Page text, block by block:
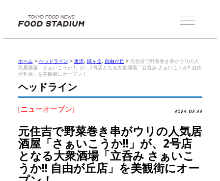
MENU
ホーム > ヘッドライン > 奥沢, 緑ヶ丘, 自由が丘 > 元住吉で野菜巻き串がウリの人
気居酒屋「さぁいこうか!!」が、2号店となる大衆酒場「立呑み さぁいこうか!! 自由
が丘店」を美観街にオープン！
ヘッドライン
[ニューオープン] 2024.02.22
元住吉で野菜巻き串がウリの人気居
酒屋「さぁいこうか!!」が、2号店
となる大衆酒場「立呑み さぁいこ
うか!! 自由が丘店」を美観街にオー